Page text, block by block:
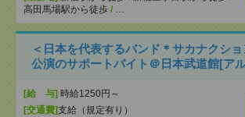
高田馬場駅から徒歩 / …
＜日本を代表するバンド＊サカナクシ
公演のサポートバイト＠日本武道館[ア
[給 与] 時給1250円～
[交通費]支給（規定有り）